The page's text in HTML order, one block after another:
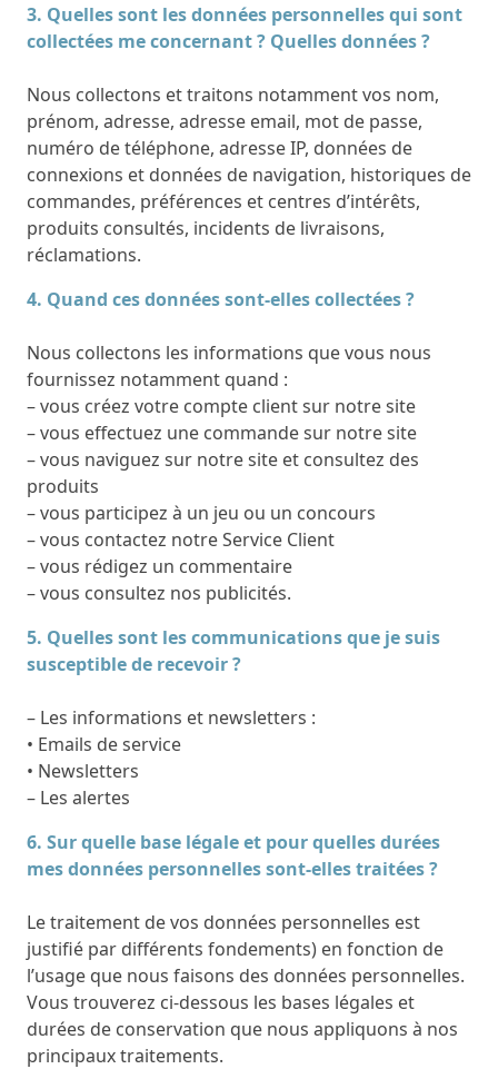
3. Quelles sont les données personnelles qui sont
collectées me concernant ? Quelles données ?
Nous collectons et traitons notamment vos nom,
prénom, adresse, adresse email, mot de passe,
numéro de téléphone, adresse IP, données de
connexions et données de navigation, historiques de
commandes, préférences et centres d’intérêts,
produits consultés, incidents de livraisons,
réclamations.
4. Quand ces données sont-elles collectées ?
Nous collectons les informations que vous nous
fournissez notamment quand :
– vous créez votre compte client sur notre site
– vous effectuez une commande sur notre site
– vous naviguez sur notre site et consultez des
produits
– vous participez à un jeu ou un concours
– vous contactez notre Service Client
– vous rédigez un commentaire
– vous consultez nos publicités.
5. Quelles sont les communications que je suis
susceptible de recevoir ?
– Les informations et newsletters :
• Emails de service
• Newsletters
– Les alertes
6. Sur quelle base légale et pour quelles durées
mes données personnelles sont-elles traitées ?
Le traitement de vos données personnelles est
justifié par différents fondements) en fonction de
l’usage que nous faisons des données personnelles.
Vous trouverez ci-dessous les bases légales et
durées de conservation que nous appliquons à nos
principaux traitements.